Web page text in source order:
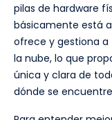
pilas de hardware
básicamente está
ofrece y gestiona
la nube, lo que
única y clara de
dónde se